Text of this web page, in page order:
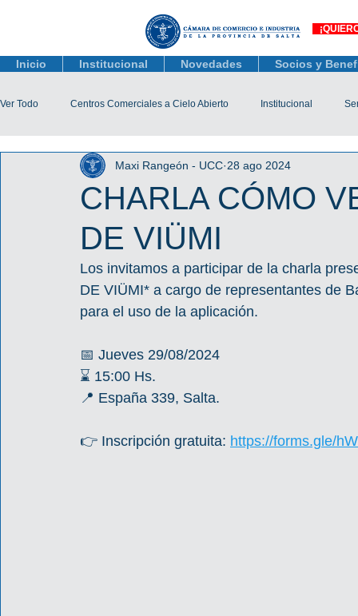
Inicio Institucional Novedades Socios y
Ver Todo Centros Comerciales a Cielo Abierto Institucional
Actualidad Comercial Capacitación y Eventos
Tienda Salta Salta Black Friday
Líneas de Crédito
CHARLA CÓMO
DE VIÜMI
Maxi Rangeón - UCC 28 ago 2024
Los invitamos a participar de la charla
DE VIÜMI* a cargo de representantes de
para el uso de la aplicación.
📅 Jueves 29/08/2024
⌛ 15:00 Hs.
📍 España 339, Salta.
👉 Inscripción gratuita: https://forms.gle/